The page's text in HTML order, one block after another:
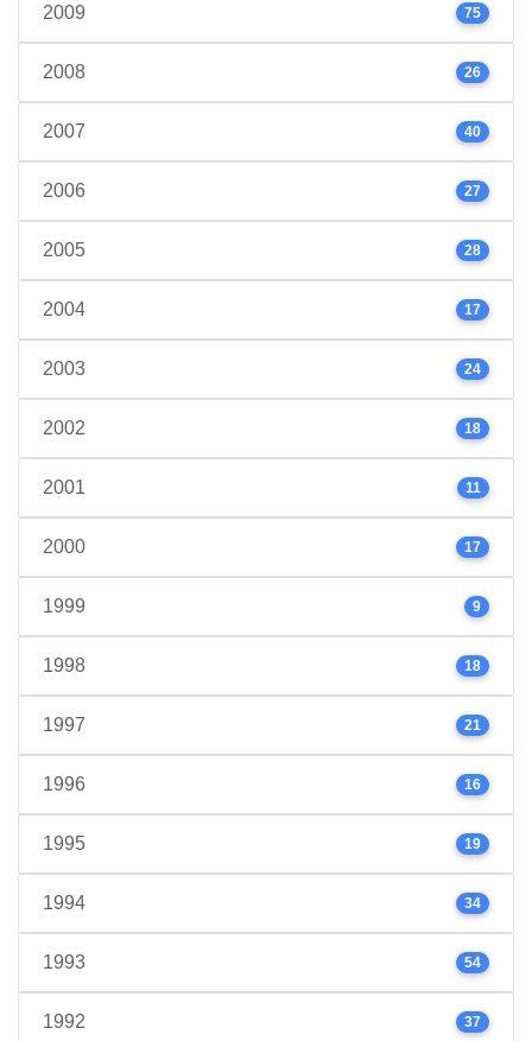
2009 75
2008 26
2007 40
2006 27
2005 28
2004 17
2003 24
2002 18
2001 11
2000 17
1999 9
1998 18
1997 21
1996 16
1995 19
1994 34
1993 54
1992 37